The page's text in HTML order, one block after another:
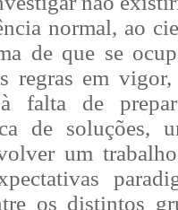
normal, ao
de que se
regras em vigor,
falta de
de soluções,
um
os distintos